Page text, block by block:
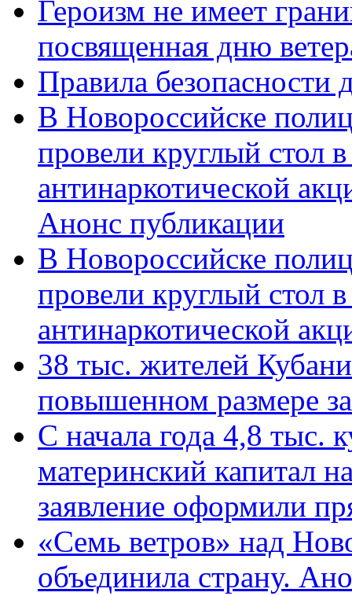
Героизм не имеет
посвященная дню
Правила безопасности
В Новороссийске
провели круглый стол
антинаркотической
Анонс публикации
В Новороссийске
провели круглый стол
антинаркотической
38 тыс. жителей
повышенном размере
С начала года 4,8 тыс.
материнский капитал
заявление оформили
«Семь ветров» над
объединила страну.